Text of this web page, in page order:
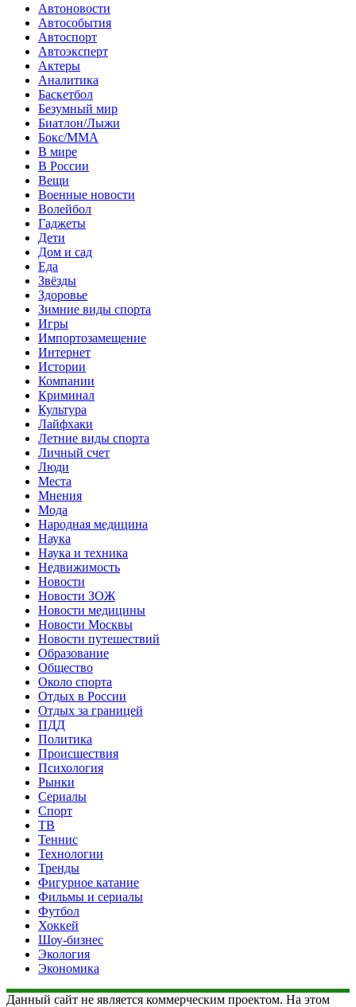
Автоновости
Автособытия
Автоспорт
Автоэксперт
Актеры
Аналитика
Баскетбол
Безумный мир
Биатлон/Лыжи
Бокс/MMA
В мире
В России
Вещи
Военные новости
Волейбол
Гаджеты
Дети
Дом и сад
Еда
Звёзды
Здоровье
Зимние виды спорта
Игры
Импортозамещение
Интернет
Истории
Компании
Криминал
Культура
Лайфхаки
Летние виды спорта
Личный счет
Люди
Места
Мнения
Мода
Народная медицина
Наука
Наука и техника
Недвижимость
Новости
Новости ЗОЖ
Новости медицины
Новости Москвы
Новости путешествий
Образование
Общество
Около спорта
Отдых в России
Отдых за границей
ПДД
Политика
Происшествия
Психология
Рынки
Сериалы
Спорт
ТВ
Теннис
Технологии
Тренды
Фигурное катание
Фильмы и сериалы
Футбол
Хоккей
Шоу-бизнес
Экология
Экономика
Данный сайт не является коммерческим проектом. На этом